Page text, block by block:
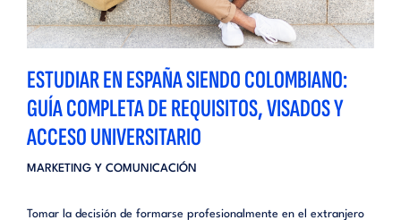
ESTUDIAR EN ESPAÑA SIENDO COLOMBIANO:
GUÍA COMPLETA DE REQUISITOS, VISADOS Y
ACCESO UNIVERSITARIO
MARKETING Y COMUNICACIÓN
Tomar la decisión de formarse profesionalmente en el extranjero